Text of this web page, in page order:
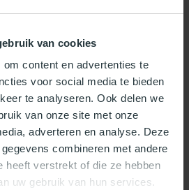
van cookies
content en advertenties te
voor social media te bieden
te analyseren. Ook delen we
van onze site met onze
adverteren en analyse. Deze
combineren met andere
heeft verstrekt of die ze hebben
uw gebruik van hun services.
maakt: